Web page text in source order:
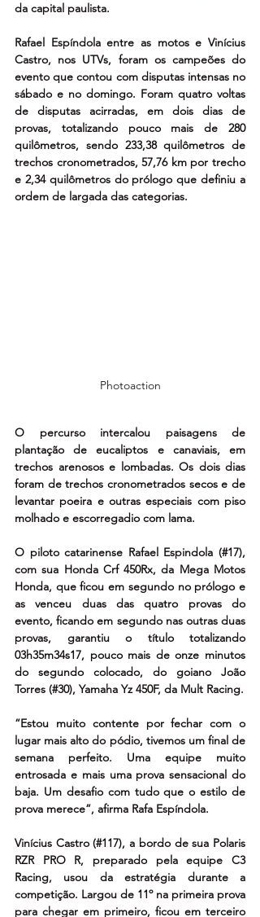
da capital paulista.
Rafael Espíndola entre as motos e Vinícius
Castro, nos UTVs, foram os campeões do
evento que contou com disputas intensas no
sábado e no domingo. Foram quatro voltas
de disputas acirradas, em dois dias de
provas, totalizando pouco mais de 280
quilômetros, sendo 233,38 quilômetros de
trechos cronometrados, 57,76 km por trecho
e 2,34 quilômetros do prólogo que definiu a
ordem de largada das categorias.
Photoaction
O percurso intercalou paisagens de
plantação de eucaliptos e canaviais, em
trechos arenosos e lombadas. Os dois dias
foram de trechos cronometrados secos e de
levantar poeira e outras especiais com piso
molhado e escorregadio com lama.
O piloto catarinense Rafael Espindola (#17),
com sua Honda Crf 450Rx, da Mega Motos
Honda, que ficou em segundo no prólogo e
as venceu duas das quatro provas do
evento, ficando em segundo nas outras duas
provas, garantiu o título totalizando
03h35m34s17, pouco mais de onze minutos
do segundo colocado, do goiano João
Torres (#30), Yamaha Yz 450F, da Mult Racing.
“Estou muito contente por fechar com o
lugar mais alto do pódio, tivemos um final de
semana perfeito. Uma equipe muito
entrosada e mais uma prova sensacional do
baja. Um desafio com tudo que o estilo de
prova merece”, afirma Rafa Espíndola.
Vinícius Castro (#117), a bordo de sua Polaris
RZR PRO R, preparado pela equipe C3
Racing, usou da estratégia durante a
competição. Largou de 11º na primeira prova
para chegar em primeiro, ficou em terceiro